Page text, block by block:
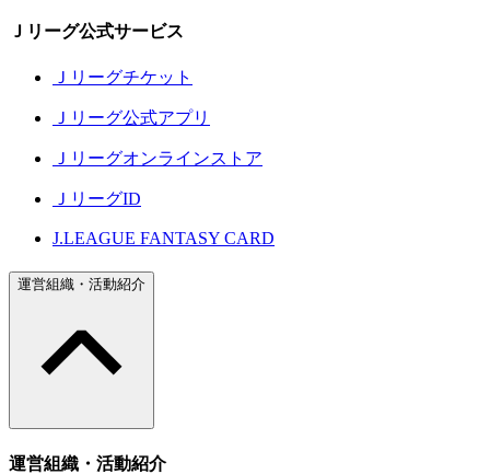
Ｊリーグ公式サービス
Ｊリーグチケット
Ｊリーグ公式アプリ
Ｊリーグオンラインストア
ＪリーグID
J.LEAGUE FANTASY CARD
運営組織・活動紹介
運営組織・活動紹介